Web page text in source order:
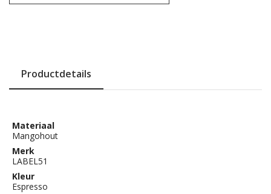
Productdetails
Materiaal
Mangohout
Merk
LABEL51
Kleur
Espresso